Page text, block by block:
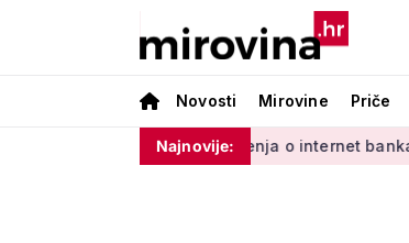
Novosti Mirovine Priče
Najnovije:
Od učenja o internet bankarstvu